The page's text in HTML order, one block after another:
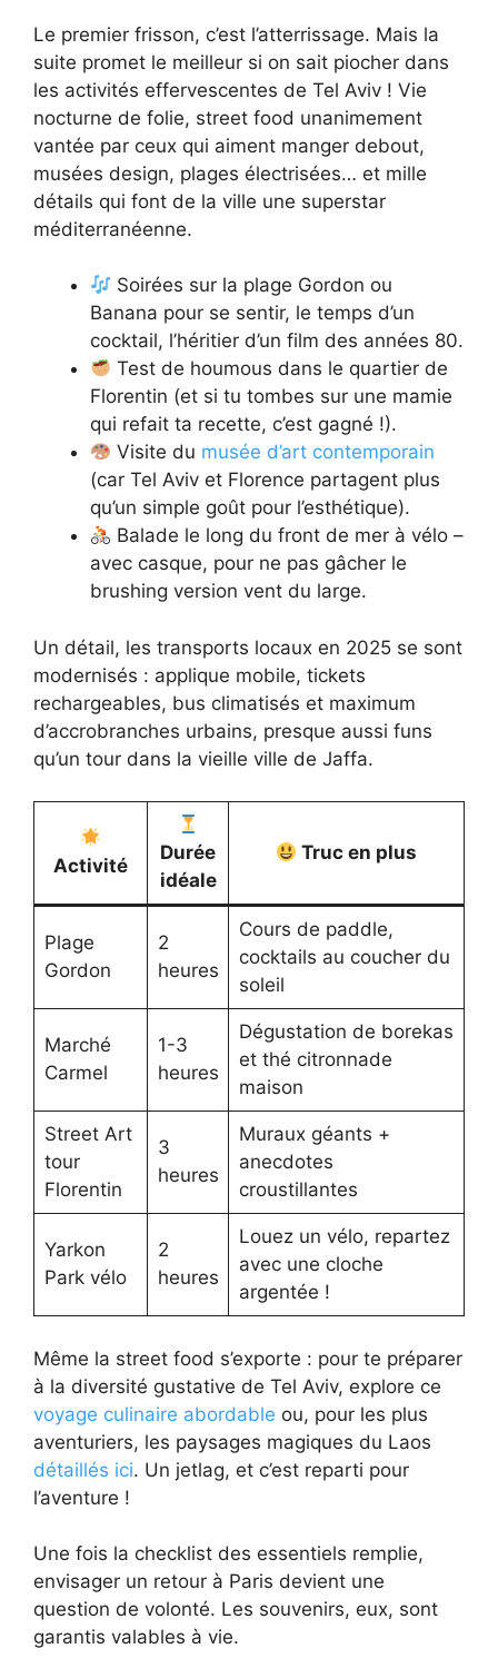
Le premier frisson, c’est l’atterrissage. Mais la
suite promet le meilleur si on sait piocher dans
les activités effervescentes de Tel Aviv ! Vie
nocturne de folie, street food unanimement
vantée par ceux qui aiment manger debout,
musées design, plages électrisées… et mille
détails qui font de la ville une superstar
méditerranéenne.
Soirées sur la plage Gordon ou
Banana pour se sentir, le temps d’un
cocktail, l’héritier d’un film des années 80.
Test de houmous dans le quartier de
Florentin (et si tu tombes sur une mamie
qui refait ta recette, c’est gagné !).
Visite du musée d’art contemporain
(car Tel Aviv et Florence partagent plus
qu’un simple goût pour l’esthétique).
Balade le long du front de mer à vélo –
avec casque, pour ne pas gâcher le
brushing version vent du large.
Un détail, les transports locaux en 2025 se sont
modernisés : applique mobile, tickets
rechargeables, bus climatisés et maximum
d’accrobranches urbains, presque aussi funs
qu’un tour dans la vieille ville de Jaffa.
Activité
Durée
idéale
Truc en plus
Plage
Gordon
2
heures
Cours de paddle,
cocktails au coucher du
soleil
Marché
Carmel
1-3
heures
Dégustation de borekas
et thé citronnade
maison
Street Art
tour
Florentin
3
heures
Muraux géants +
anecdotes
croustillantes
Yarkon
Park vélo
2
heures
Louez un vélo, repartez
avec une cloche
argentée !
Même la street food s’exporte : pour te préparer
à la diversité gustative de Tel Aviv, explore ce
voyage culinaire abordable ou, pour les plus
aventuriers, les paysages magiques du Laos
détaillés ici. Un jetlag, et c’est reparti pour
l’aventure !
Une fois la checklist des essentiels remplie,
envisager un retour à Paris devient une
question de volonté. Les souvenirs, eux, sont
garantis valables à vie.